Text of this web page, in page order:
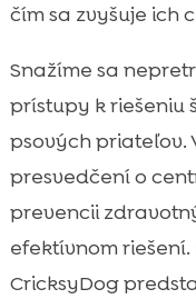
čím sa zvyšuje ich
Snažíme sa
prístupy k riešeniu
psových priateľov.
presvedčení o
prevencii
efektívnom
CricksyDog